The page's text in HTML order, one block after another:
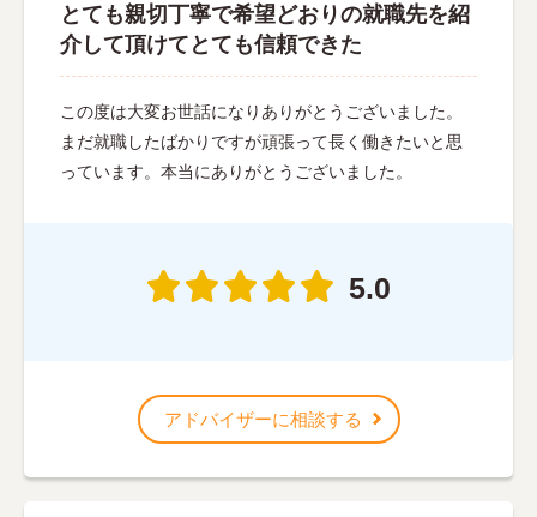
とても親切丁寧で希望どおりの就職先を紹
介して頂けてとても信頼できた
この度は大変お世話になりありがとうございました。
まだ就職したばかりですが頑張って長く働きたいと思
っています。本当にありがとうございました。
5.0
アドバイザーに相談する